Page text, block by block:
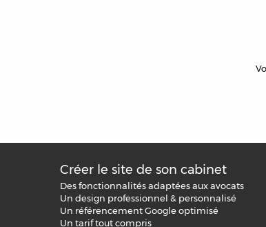
Créer le site de son cabinet
Des fonctionnalités adaptées aux avocats
Un design professionnel & personnalisé
Un référencement Google optimisé
Un tarif tout compris